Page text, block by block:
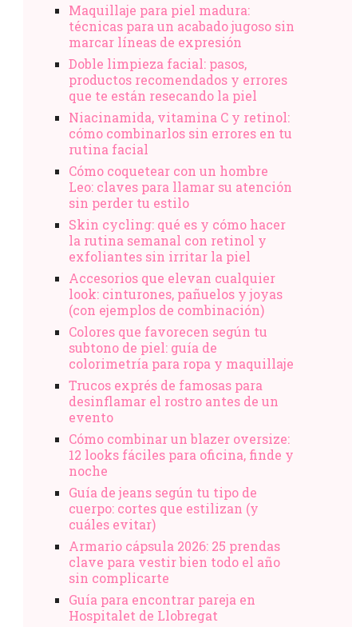
Maquillaje para piel madura:
técnicas para un acabado jugoso sin
marcar líneas de expresión
Doble limpieza facial: pasos,
productos recomendados y errores
que te están resecando la piel
Niacinamida, vitamina C y retinol:
cómo combinarlos sin errores en tu
rutina facial
Cómo coquetear con un hombre
Leo: claves para llamar su atención
sin perder tu estilo
Skin cycling: qué es y cómo hacer
la rutina semanal con retinol y
exfoliantes sin irritar la piel
Accesorios que elevan cualquier
look: cinturones, pañuelos y joyas
(con ejemplos de combinación)
Colores que favorecen según tu
subtono de piel: guía de
colorimetría para ropa y maquillaje
Trucos exprés de famosas para
desinflamar el rostro antes de un
evento
Cómo combinar un blazer oversize:
12 looks fáciles para oficina, finde y
noche
Guía de jeans según tu tipo de
cuerpo: cortes que estilizan (y
cuáles evitar)
Armario cápsula 2026: 25 prendas
clave para vestir bien todo el año
sin complicarte
Guía para encontrar pareja en
Hospitalet de Llobregat